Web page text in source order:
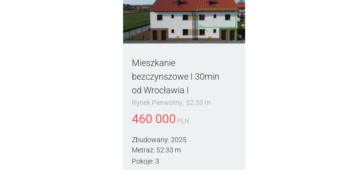
Mieszkanie
bezczynszowe I 30min
od Wrocławia I
Rynek Pierwotny 52.33 m
460 000 PLN
Zbudowany: 2025
Metraż: 52.33 m
Pokoje: 3